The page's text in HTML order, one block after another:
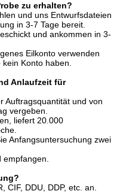
zu erhalten?
und uns Entwurfsdateien
in 3-7 Tage bereit.
und ankommen in 3-
Eilkonto verwenden
Konto haben.
Anlaufzeit für
Auftragsquantität und von
vergeben.
liefert 20.000
Anfangsuntersuchung zwei
CIF, DDU, DDP, etc. an.